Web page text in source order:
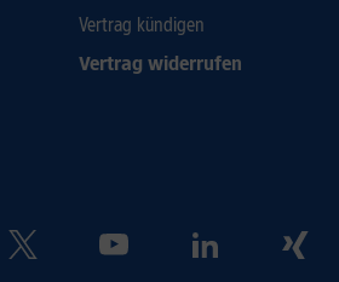
Vertrag kündigen
Vertrag widerrufen